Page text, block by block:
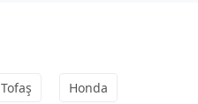
Tofaş
Honda